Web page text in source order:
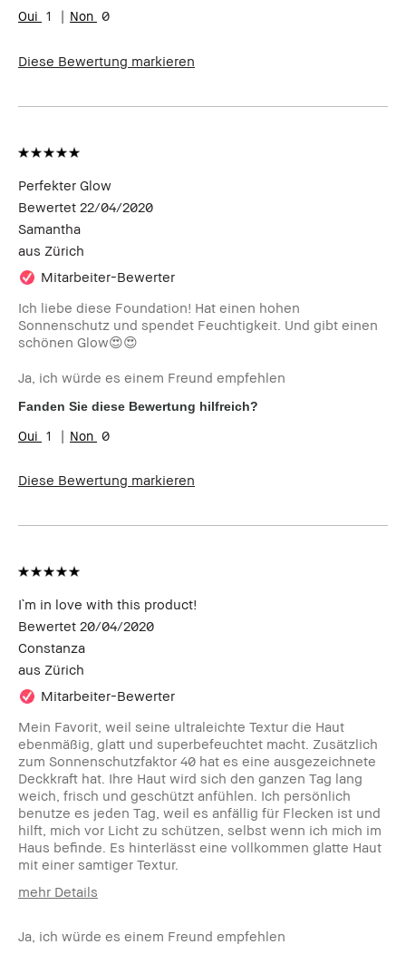
1 0
Diese Bewertung markieren
Perfekter Glow
Bewertet 22/04/2020
Samantha
aus Zürich
Mitarbeiter-Bewerter
Ich liebe diese Foundation! Hat einen hohen
Sonnenschutz und spendet Feuchtigkeit. Und gibt einen
schönen Glow😍😍
Ja, ich würde es einem Freund empfehlen
Fanden Sie diese Bewertung hilfreich?
1 0
Diese Bewertung markieren
I`m in love with this product!
Bewertet 20/04/2020
Constanza
aus Zürich
Mitarbeiter-Bewerter
Mein Favorit, weil seine ultraleichte Textur die Haut
ebenmäßig, glatt und superbefeuchtet macht. Zusätzlich
zum Sonnenschutzfaktor 40 hat es eine ausgezeichnete
Deckkraft hat. Ihre Haut wird sich den ganzen Tag lang
weich, frisch und geschützt anfühlen. Ich persönlich
benutze es jeden Tag, weil es anfällig für Flecken ist und
hilft, mich vor Licht zu schützen, selbst wenn ich mich im
Haus befinde. Es hinterlässt eine vollkommen glatte Haut
mit einer samtiger Textur.
mehr Details
Hauttyp
Normal
Ja, ich würde es einem Freund empfehlen